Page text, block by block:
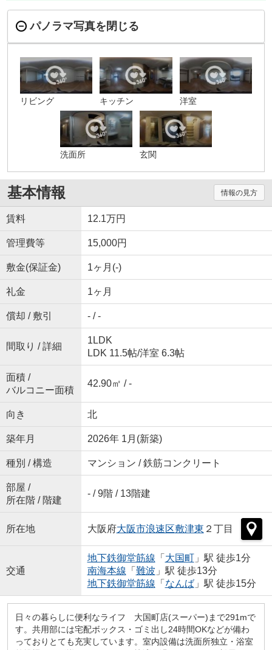
パノラマ写真を閉じる
リビング キッチン 洋室
洗面所 玄関
基本情報 情報の見方
賃料 12.1万円
管理費等 15,000円
敷金(保証金) 1ヶ月(-)
礼金 1ヶ月
償却 / 敷引 - / -
間取り / 詳細
1LDK
LDK 11.5帖/洋室 6.3帖
面積 /
バルコニー面積
42.90㎡ / -
向き 北
築年月 2026年 1月(新築)
種別 / 構造 マンション / 鉄筋コンクリート
部屋 /
所在階 / 階建
- / 9階 / 13階建
所在地 大阪府大阪市浪速区敷津東 ２丁目
交通
地下鉄御堂筋線 「 大国町」駅 徒歩1分
南海本線 「 難波 」駅 徒歩13分
地下鉄御堂筋線 「 なんば」駅 徒歩15分
日々の暮らしに便利なライフ 大国町店(スーパー)まで291mで
す。共用部には宅配ボックス・ゴミ出し24時間OKなどが備わ
っておりとても充実しています。室内設備は洗面所独立・浴室